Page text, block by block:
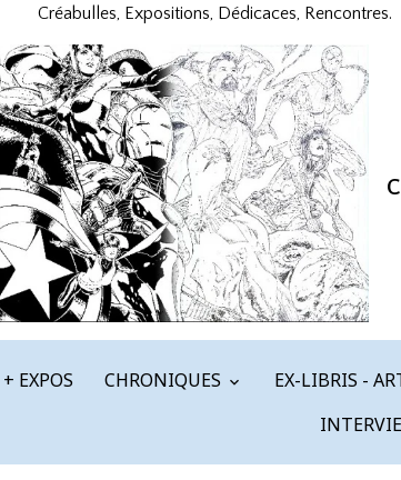
Créabulles, Expositions, Dédicaces, Rencontres.
EXPOS CHRONIQUES EX-LIBRIS -